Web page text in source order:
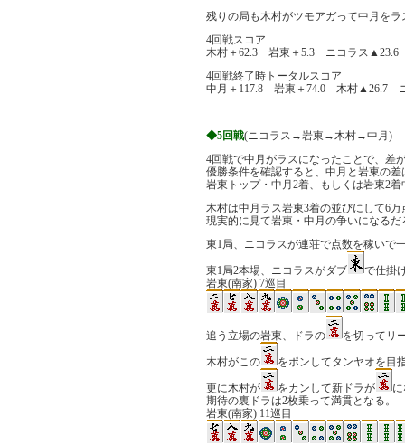
残りの局も木村がツモアガって中月を
4回戦スコア
木村＋62.3 岩東＋5.3 ニコラス
4回戦終了時トータルスコア
中月＋117.8 岩東＋74.0 木村▲26.7
◆5回戦(ニコラス→岩東→木村→中月)
4回戦で中月がラスになったことで、差
優勝条件を確認すると、中月と岩東の差
岩東トップ・中月2着、もしくは岩東2
木村は中月ラス岩東3着の並びにして6
現実的に見て岩東・中月の争いになるだ
東1局、ニコラスが連荘で点数を稼いで
東1局2本場、ニコラスがダブ
で仕掛
岩東(南家) 7巡目
追う立場の岩東、ドラの を切ってリ
木村がこの をポンしてタンヤオを目
更に木村が をカンして新ドラが
に
期待の裏ドラは2枚乗って満貫となる。
岩東(南家) 11巡目